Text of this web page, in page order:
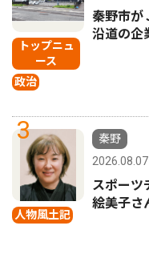
トップニュ
ース
政治
秦野市
沿道の企
3
人物風土記
秦野
2026.08.07
スポーツ
絵美子